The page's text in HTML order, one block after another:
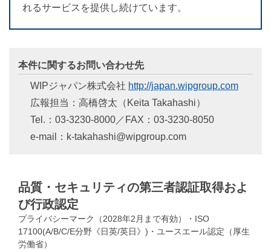
れるサービスを提供し続けています。
本件に関するお問い合わせ先
WIPジャパン株式会社 http://japan.wipgroup.com
広報担当：高橋啓太（Keita Takahashi）
Tel.：03-3230-8000／FAX：03-3230-8050
e-mail：k-takahashi@wipgroup.com
品質・セキュリティの第三者認証取得およ
び行政認定
プライバシーマーク（2028年2月まで有効）・ISO
17100(A/B/C/E分野《日英/英日》)・ユースエール認定（厚生
労働省）